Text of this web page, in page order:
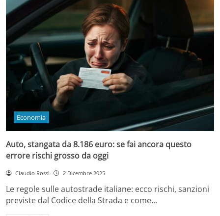
Economia
Auto, stangata da 8.186 euro: se fai ancora questo
errore rischi grosso da oggi
Claudio Rossi 2 Dicembre 2025
Le regole sulle autostrade italiane: ecco rischi, sanzioni
previste dal Codice della Strada e come…